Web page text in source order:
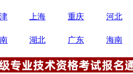
上海 重庆 河北
湖北 广东 海南